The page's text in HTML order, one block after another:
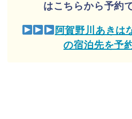
はこちらから予約
阿賀野川あきは
の宿泊先を予